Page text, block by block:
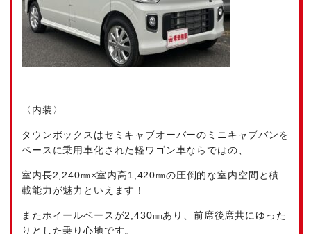
〈内装〉
タウンボックスはセミキャブオーバーのミニキャブバンを
ベースに乗用車化された軽ワゴン車ならではの、
室内長2,240㎜×室内高1,420㎜の圧倒的な室内空間と積
載能力が魅力といえます！
またホイールベースが2,430㎜あり、前席後席共にゆった
りとした乗り心地です。